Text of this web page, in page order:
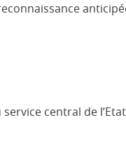
service central de